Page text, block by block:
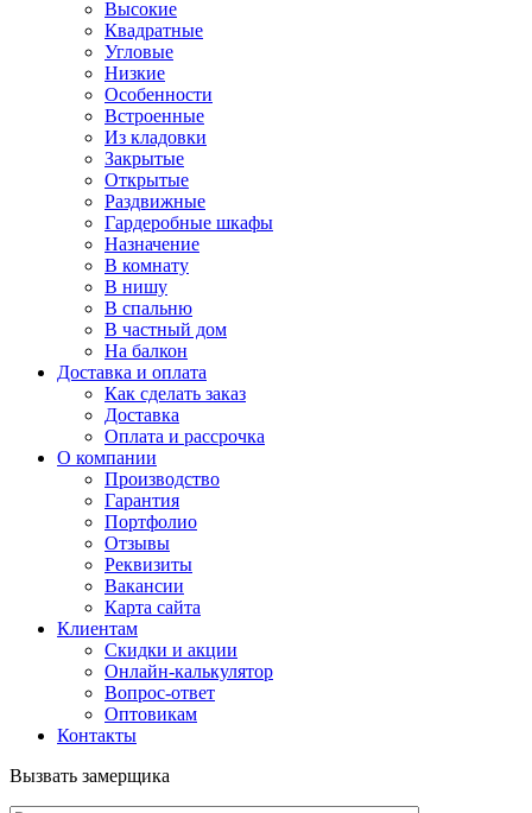
Высокие
Квадратные
Угловые
Низкие
Особенности
Встроенные
Из кладовки
Закрытые
Открытые
Раздвижные
Гардеробные шкафы
Назначение
В комнату
В нишу
В спальню
В частный дом
На балкон
Доставка и оплата
Как сделать заказ
Доставка
Оплата и рассрочка
О компании
Производство
Гарантия
Портфолио
Отзывы
Реквизиты
Вакансии
Карта сайта
Клиентам
Скидки и акции
Онлайн-калькулятор
Вопрос-ответ
Оптовикам
Контакты
Вызвать замерщика